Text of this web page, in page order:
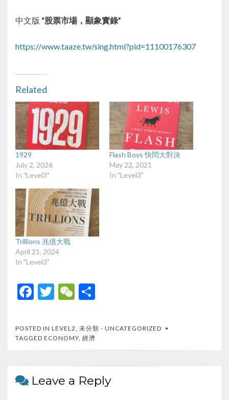
中文版 “股票市場，顯象實錄”
https://www.taaze.tw/sing.html?pid=11100176307
Related
1929
July 2, 2026
In "Level3"
Flash Boys 快閃大對決
May 22, 2021
In "Level3"
Trillions 兆億大戰
April 21, 2024
In "Level3"
F
e
b
o
k
T
itt
er
W
C
h
at
ar
POSTED IN LEVEL2 未分類 - UNCATEGORIZED
TAGGED ECONOMY 經濟
Leave a Reply